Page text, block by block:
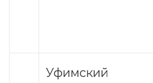
Уфимский